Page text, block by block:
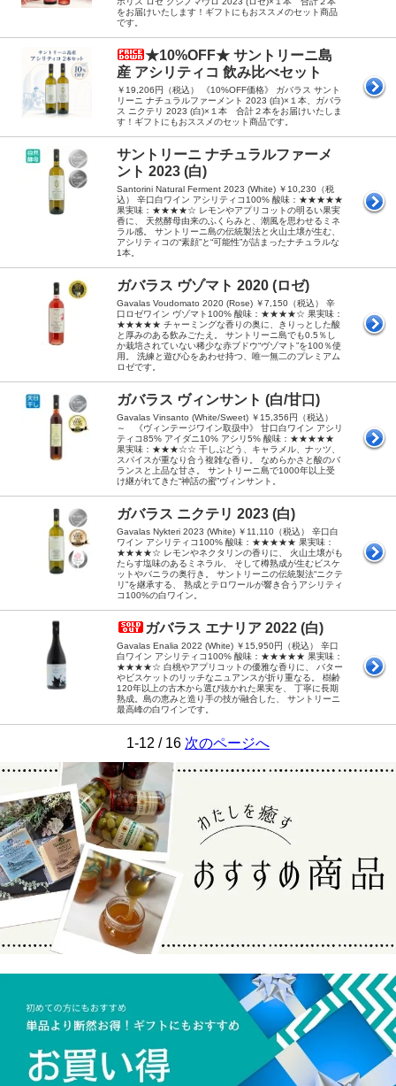
をお届けいたします！ギフトにもおススメのセット商品
です。
★10%OFF★ サントリーニ島
産 アシリティコ 飲み比べセット
￥19,206円（税込） 《10%OFF価格》 ガバラス サント
リーニ ナチュラルファーメント 2023 (白)×１本、ガバラ
ス ニクテリ 2023 (白)×１本 合計２本をお届けいたしま
す！ギフトにもおススメのセット商品です。
サントリーニ ナチュラルファーメ
ント 2023 (白)
Santorini Natural Ferment 2023 (White) ￥10,230（税
込） 辛口白ワイン アシリティコ100% 酸味：★★★★★
果実味：★★★★☆ レモンやアプリコットの明るい果実
香に、 天然酵母由来のふくらみと、潮風を思わせるミネ
ラル感。 サントリーニ島の伝統製法と火山土壌が生む、
アシリティコの“素顔”と“可能性”が詰まったナチュラルな
1本。
ガバラス ヴゾマト 2020 (ロゼ)
Gavalas Voudomato 2020 (Rose) ￥7,150（税込） 辛
口ロゼワイン ヴゾマト100% 酸味：★★★★☆ 果実味：
★★★★★ チャーミングな香りの奥に、きりっとした酸
と厚みのある飲みごたえ。 サントリーニ島でも0.5％し
か栽培されていない稀少な赤ブドウ“ヴゾマト”を100％使
用。 洗練と遊び心をあわせ持つ、唯一無二のプレミアム
ロゼです。
ガバラス ヴィンサント (白/甘口)
Gavalas Vinsanto (White/Sweet) ￥15,356円（税込）
～ 《ヴィンテージワイン取扱中》 甘口白ワイン アシリ
ティコ85% アイダニ10% アシリ5% 酸味：★★★★★
果実味：★★★☆☆ 干しぶどう、キャラメル、ナッツ、
スパイスが重なり合う複雑な香り。 なめらかさと酸のバ
ランスと上品な甘さ。 サントリーニ島で1000年以上受
け継がれてきた“神話の蜜”ヴィンサント。
ガバラス ニクテリ 2023 (白)
Gavalas Nykteri 2023 (White) ￥11,110（税込） 辛口白
ワイン アシリティコ100% 酸味：★★★★★ 果実味：
★★★★☆ レモンやネクタリンの香りに、 火山土壌がも
たらす塩味のあるミネラル、 そして樽熟成が生むビスケ
ットやバニラの奥行き。 サントリーニの伝統製法“ニクテ
リ”を継承する、 熟成とテロワールが響き合うアシリティ
コ100%の白ワイン。
ガバラス エナリア 2022 (白)
Gavalas Enalia 2022 (White) ￥15,950円（税込） 辛口
白ワイン アシリティコ100% 酸味：★★★★★ 果実味：
★★★★☆ 白桃やアプリコットの優雅な香りに、 バター
やビスケットのリッチなニュアンスが折り重なる。 樹齢
120年以上の古木から選び抜かれた果実を、 丁寧に長期
熟成。島の恵みと造り手の技が融合した、 サントリーニ
最高峰の白ワインです。
1-12 / 16 次のページへ